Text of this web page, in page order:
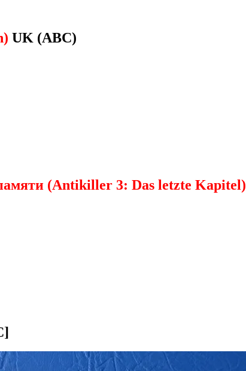
UK (ABC)
(Antikiller 3: Das letzte Kapitel)